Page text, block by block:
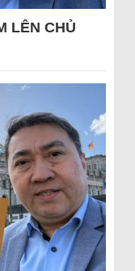
LÊN CHỦ